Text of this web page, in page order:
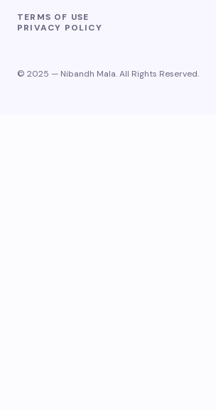
TERMS OF USE
PRIVACY POLICY
© 2025 — Nibandh Mala. All Rights Reserved.